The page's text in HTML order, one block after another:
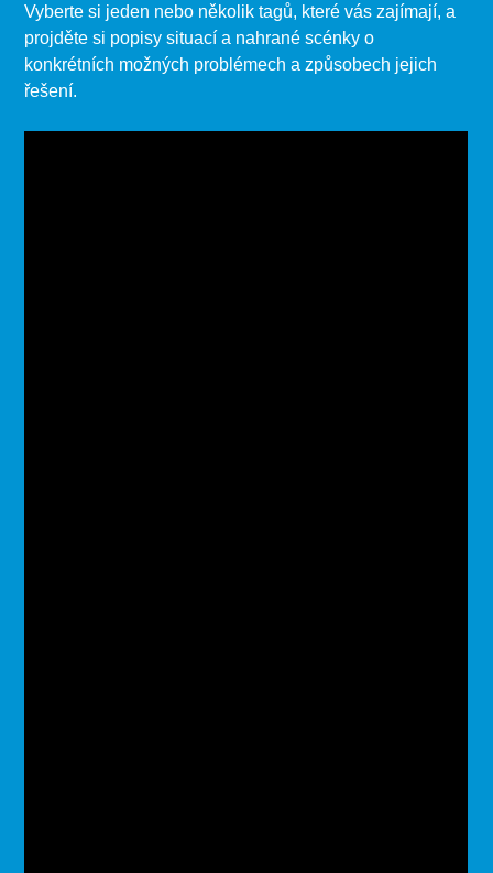
Vyberte si jeden nebo několik tagů, které vás zajímají, a
projděte si popisy situací a nahrané scénky o
konkrétních možných problémech a způsobech jejich
řešení.